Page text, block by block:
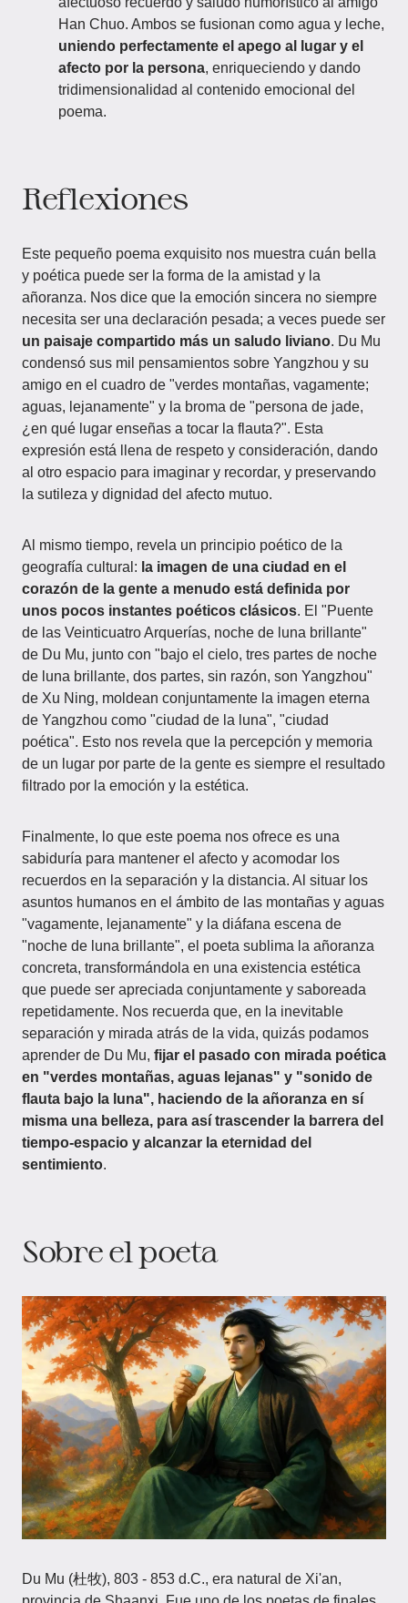
Han Chuo. Ambos se fusionan como agua y leche,
uniendo perfectamente el apego al lugar y el
afecto por la persona, enriqueciendo y dando
tridimensionalidad al contenido emocional del
poema.
Reflexiones
Este pequeño poema exquisito nos muestra cuán bella
y poética puede ser la forma de la amistad y la
añoranza. Nos dice que la emoción sincera no siempre
necesita ser una declaración pesada; a veces puede ser
un paisaje compartido más un saludo liviano. Du Mu
condensó sus mil pensamientos sobre Yangzhou y su
amigo en el cuadro de "verdes montañas, vagamente;
aguas, lejanamente" y la broma de "persona de jade,
¿en qué lugar enseñas a tocar la flauta?". Esta
expresión está llena de respeto y consideración, dando
al otro espacio para imaginar y recordar, y preservando
la sutileza y dignidad del afecto mutuo.
Al mismo tiempo, revela un principio poético de la
geografía cultural: la imagen de una ciudad en el
corazón de la gente a menudo está definida por
unos pocos instantes poéticos clásicos. El "Puente
de las Veinticuatro Arquerías, noche de luna brillante"
de Du Mu, junto con "bajo el cielo, tres partes de noche
de luna brillante, dos partes, sin razón, son Yangzhou"
de Xu Ning, moldean conjuntamente la imagen eterna
de Yangzhou como "ciudad de la luna", "ciudad
poética". Esto nos revela que la percepción y memoria
de un lugar por parte de la gente es siempre el resultado
filtrado por la emoción y la estética.
Finalmente, lo que este poema nos ofrece es una
sabiduría para mantener el afecto y acomodar los
recuerdos en la separación y la distancia. Al situar los
asuntos humanos en el ámbito de las montañas y aguas
"vagamente, lejanamente" y la diáfana escena de
"noche de luna brillante", el poeta sublima la añoranza
concreta, transformándola en una existencia estética
que puede ser apreciada conjuntamente y saboreada
repetidamente. Nos recuerda que, en la inevitable
separación y mirada atrás de la vida, quizás podamos
aprender de Du Mu, fijar el pasado con mirada poética
en "verdes montañas, aguas lejanas" y "sonido de
flauta bajo la luna", haciendo de la añoranza en sí
misma una belleza, para así trascender la barrera del
tiempo-espacio y alcanzar la eternidad del
sentimiento.
Sobre el poeta
Du Mu (杜牧), 803 - 853 d.C., era natural de Xi'an,